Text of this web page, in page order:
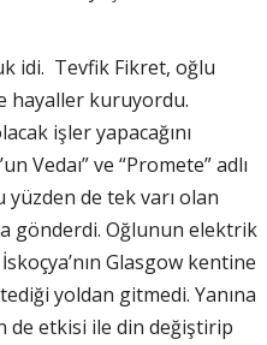
idi. Tevfik Fikret, oğlu
hayaller kuruyordu.
işler yapacağını
Vedaı” ve “Promete” adlı
de tek varı olan
gönderdi. Oğlunun elektrik
Glasgow kentine
yoldan gitmedi. Yanına
de etkisi ile din değiştirip